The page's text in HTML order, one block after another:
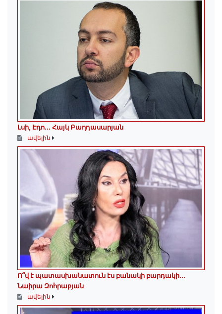
Լսի, Էդո․․․ Հայկ Բաղդասարյան
ավելին
Ո՞վ է պատասխանատուն էս բանակի բարդակի․․․
Նաիրա Զոհրաբյան
ավելին